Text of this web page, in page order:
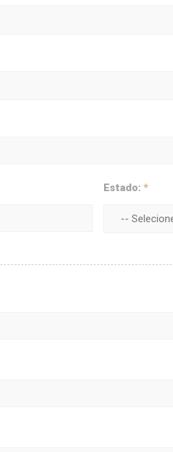
Estado: *